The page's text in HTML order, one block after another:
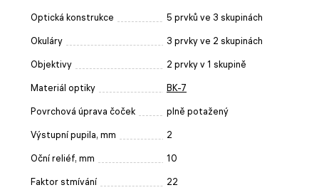
Optická konstrukce 5 prvků ve 3 skupinách
Okuláry 3 prvky ve 2 skupinách
Objektivy 2 prvky v 1 skupině
Materiál optiky BK-7
Povrchová úprava čoček plně potažený
Výstupní pupila, mm 2
Oční reliéf, mm 10
Faktor stmívání 22